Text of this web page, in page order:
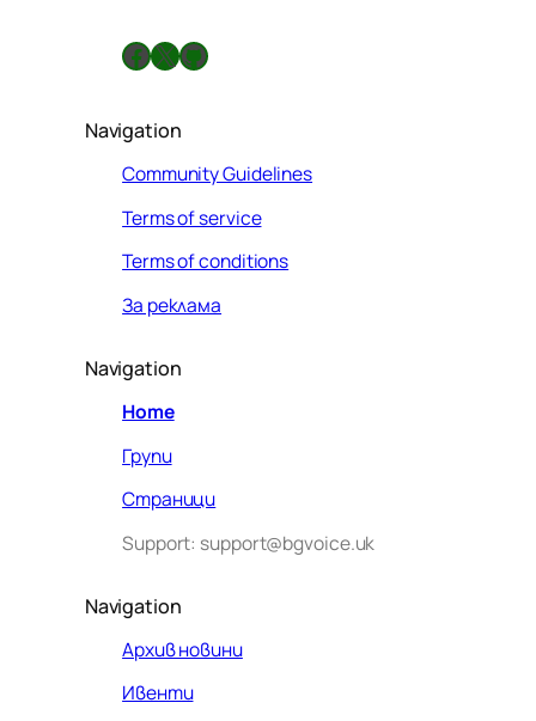
Facebook X GitHub
Navigation
Community Guidelines
Terms of service
Terms of conditions
За реклама
Navigation
Home
Групи
Страници
Support: support@bgvoice.uk
Navigation
Архив новини
Ивенти